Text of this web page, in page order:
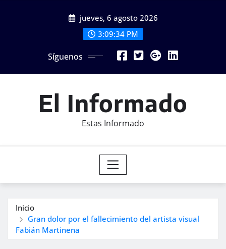
jueves, 6 agosto 2026
3:09:36 PM
Síguenos
El Informado
Estas Informado
Inicio
Gran dolor por el fallecimiento del artista visual
Fabián Martinena